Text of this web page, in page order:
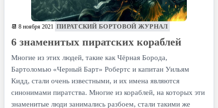
📆 8 ноября 2021 ПИРАТСКИЙ БОРТОВОЙ ЖУРНАЛ
6 знаменитых пиратских кораблей
Многие из этих людей, такие как Чёрная Борода,
Бартоломью «Черный Барт» Робертс и капитан Уильям
Кидд, стали очень известными, и их имена являются
синонимами пиратства. Многие из кораблей, на которых эти
знаменитые люди занимались разбоем, стали такими же